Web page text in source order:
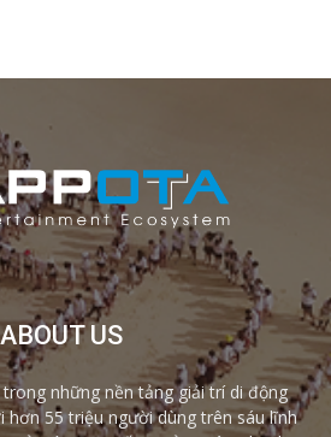
ABOUT US
những nền tảng giải trí di động
hơn 55 triệu người dùng trên sáu lĩnh